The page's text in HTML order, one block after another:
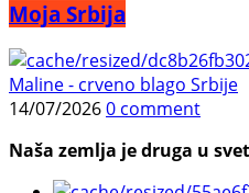
Moja Srbija
Maline - crveno blago Srbije
14/07/20260 comment
Naša zemlja je druga u